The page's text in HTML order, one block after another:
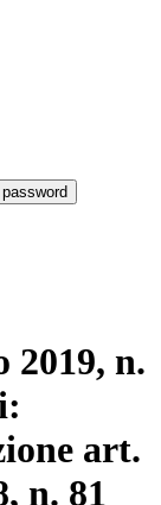
2019, n.
art.
n. 81